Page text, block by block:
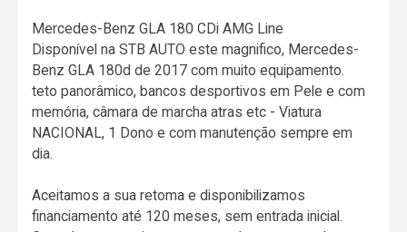
Mercedes-Benz GLA 180 CDi AMG Line
Disponível na STB AUTO este magnifico, Mercedes-
Benz GLA 180d de 2017 com muito equipamento.
teto panorâmico, bancos desportivos em Pele e com
memória, câmara de marcha atras etc - Viatura
NACIONAL, 1 Dono e com manutenção sempre em
dia.
Aceitamos a sua retoma e disponibilizamos
financiamento até 120 meses, sem entrada inicial.